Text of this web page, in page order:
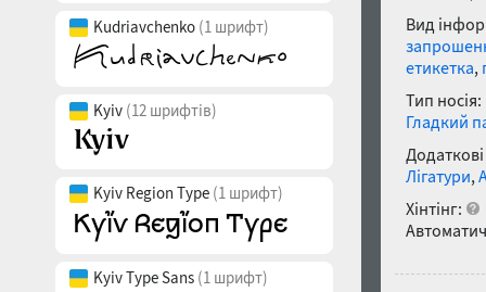
Kudriavchenko (1 шрифт)
Kyiv (12 шрифтів)
Kyiv Region Type (1 шрифт)
Kyiv Type Sans (1 шрифт)
Вид
етикетка,
Тип носія:
Гладкий
Лігатури,
Хінтінг: